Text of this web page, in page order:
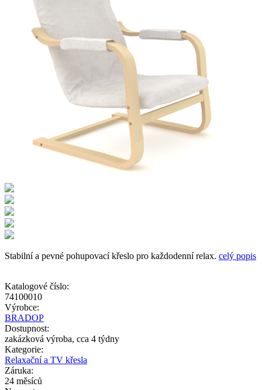
Stabilní a pevné pohupovací křeslo pro každodenní relax. celý popis
Katalogové číslo:
74100010
Výrobce:
BRADOP
Dostupnost:
zakázková výroba, cca 4 týdny
Kategorie:
Relaxační a TV křesla
Záruka:
24 měsíců